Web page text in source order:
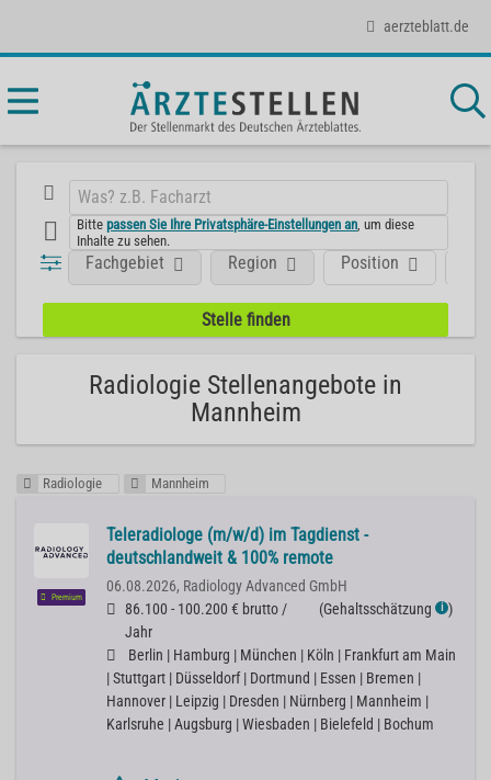
aerzteblatt.de
Bittepassen Sie Ihre Privatsphäre-Einstellungen an , um diese
Inhalte zu sehen.
Position
Fachgebiet Region
Radiologie Stellenangebote in
Mannheim
Radiologie Mannheim
Premium
Teleradiologe (m/w/d) im Tagdienst -
deutschlandweit & 100% remote
06.08.2026, Radiology Advanced GmbH
86.100 - 100.200 € brutto /
Jahr
(Gehaltsschätzung ℹ )
Berlin | Hamburg | München | Köln | Frankfurt am Main
| Stuttgart | Düsseldorf | Dortmund | Essen | Bremen |
Hannover | Leipzig | Dresden | Nürnberg | Mannheim |
Karlsruhe | Augsburg | Wiesbaden | Bielefeld | Bochum